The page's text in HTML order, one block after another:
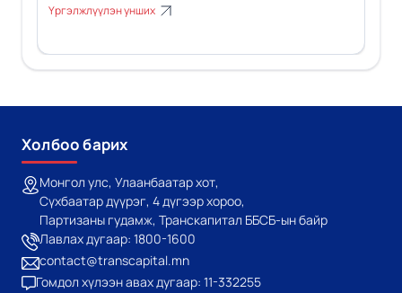
Үргэлжлүүлэн унших
Холбоо барих
Монгол улс, Улаанбаатар хот,
Сүхбаатар дүүрэг, 4 дүгээр хороо,
Партизаны гудамж, Транскапитал ББСБ-ын байр
Лавлах дугаар: 1800-1600
contact@transcapital.mn
Гомдол хүлээн авах дугаар: 11-332255